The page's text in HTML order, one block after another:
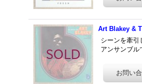
Art Blakey &
シーンを牽
アンサンブ